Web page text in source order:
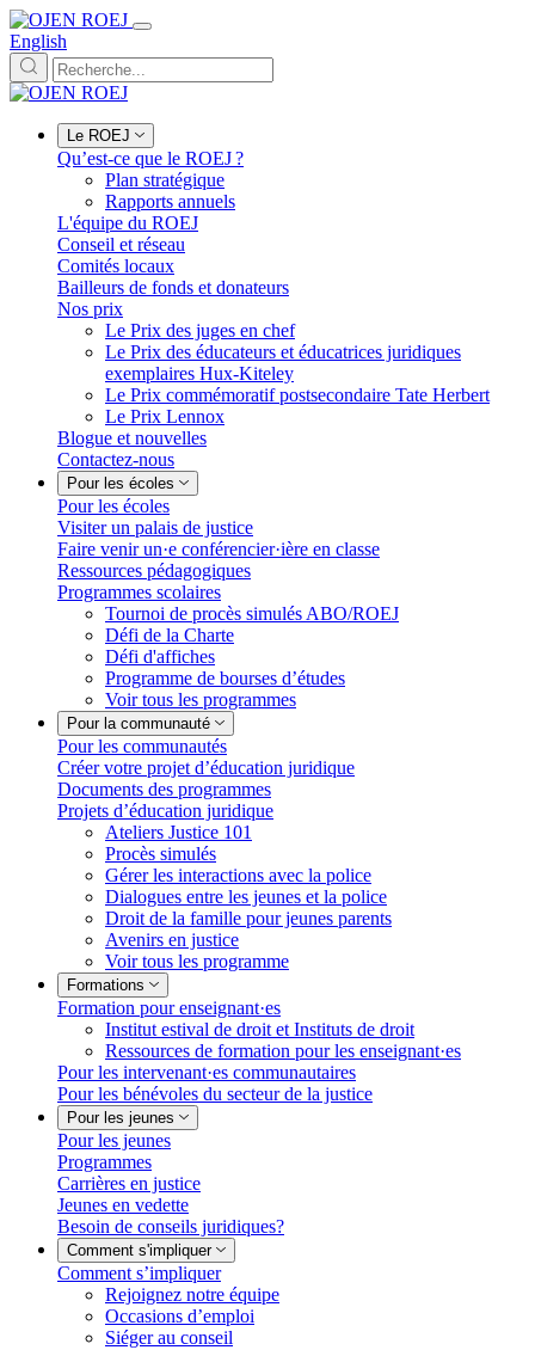
English
Le ROEJ
Qu’est-ce que le ROEJ ?
Plan stratégique
Rapports annuels
L'équipe du ROEJ
Conseil et réseau
Comités locaux
Bailleurs de fonds et donateurs
Nos prix
Le Prix des juges en chef
Le Prix des éducateurs et éducatrices juridiques
exemplaires Hux-Kiteley
Le Prix commémoratif postsecondaire Tate Herbert
Le Prix Lennox
Blogue et nouvelles
Contactez-nous
Pour les écoles
Pour les écoles
Visiter un palais de justice
Faire venir un·e conférencier·ière en classe
Ressources pédagogiques
Programmes scolaires
Tournoi de procès simulés ABO/ROEJ
Défi de la Charte
Défi d'affiches
Programme de bourses d’études
Voir tous les programmes
Pour la communauté
Pour les communautés
Créer votre projet d’éducation juridique
Documents des programmes
Projets d’éducation juridique
Ateliers Justice 101
Procès simulés
Gérer les interactions avec la police
Dialogues entre les jeunes et la police
Droit de la famille pour jeunes parents
Avenirs en justice
Voir tous les programme
Formations
Formation pour enseignant·es
Institut estival de droit et Instituts de droit
Ressources de formation pour les enseignant·es
Pour les intervenant·es communautaires
Pour les bénévoles du secteur de la justice
Pour les jeunes
Pour les jeunes
Programmes
Carrières en justice
Jeunes en vedette
Besoin de conseils juridiques?
Comment s'impliquer
Comment s’impliquer
Rejoignez notre équipe
Occasions d’emploi
Siéger au conseil